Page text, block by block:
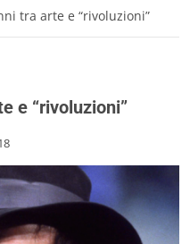
tra arte e “rivoluzioni”
e “rivoluzioni”